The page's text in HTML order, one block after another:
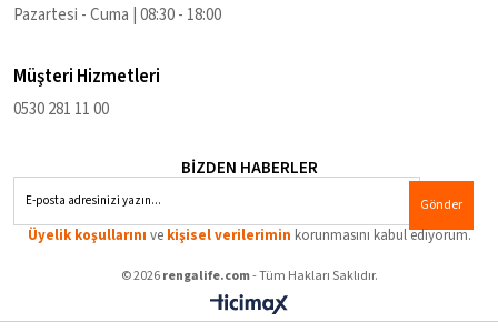
Pazartesi - Cuma | 08:30 - 18:00
Müşteri Hizmetleri
0530 281 11 00
BİZDEN HABERLER
Gönder
Üyelik koşullarını ve kişisel verilerimin korunmasını kabul ediyorum.
© 2026rengalife.com- Tüm Hakları Saklıdır.